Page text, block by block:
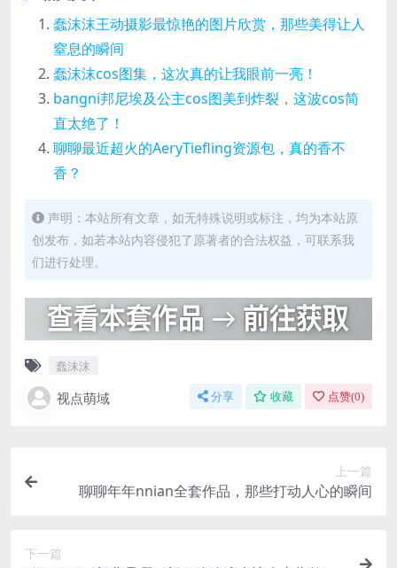
蠢沫沫王动摄影最惊艳的图片欣赏，那些美得让人
窒息的瞬间
蠢沫沫cos图集，这次真的让我眼前一亮！
bangni邦尼埃及公主cos图美到炸裂，这波cos简
直太绝了！
聊聊最近超火的AeryTiefling资源包，真的香不
香？
声明：本站所有文章，如无特殊说明或标注，均为本站原
创发布，如若本站内容侵犯了原著者的合法权益，可联系我
们进行处理。
蠢沫沫
视点萌域 分享 收藏 点赞(0)
上一篇
聊聊年年nnian全套作品，那些打动人心的瞬间
下一篇